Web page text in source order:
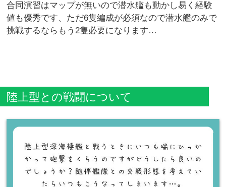
合同演習はマップが無いので潜水艦も動かし易く経験
値も優秀です、ただ6隻編成が必須なので潜水艦のみで
挑戦するならもう2隻必要になります…
陸上型との戦闘について